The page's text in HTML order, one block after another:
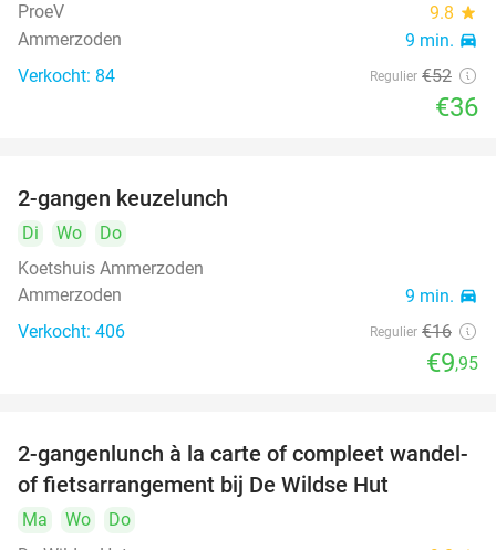
ProeV
9.8 star
Ammerzoden 9 min. directions_car
Verkocht: 84 Regulier €52
€36
2-gangen keuzelunch
Di Wo
Do
Koetshuis Ammerzoden
Ammerzoden
9 min. directions_car
Verkocht: 406 Regulier €16
€9,95
34%
2-gangenlunch à la carte of compleet wandel-
of fietsarrangement bij De Wildse Hut
Ma Wo
Do